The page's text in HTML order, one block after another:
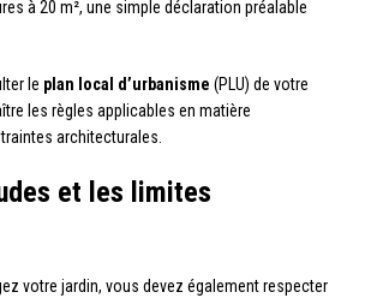
à 20 m², une simple déclaration préalable
le plan local d’urbanisme (PLU) de votre
les règles applicables en matière
architecturales.
et les limites
votre jardin, vous devez également respecter